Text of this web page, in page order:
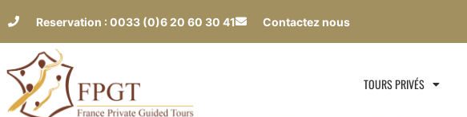
Reservation : 0033 (0)6 20 60 30 41 Contactez nous
TOURS PRIVÉS